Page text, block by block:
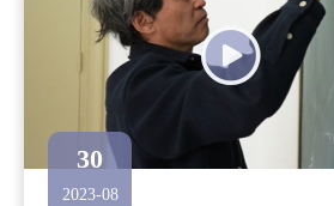
30
2023-08